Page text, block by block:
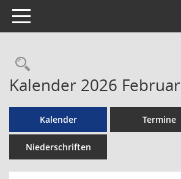
Toggle navigation
Rechercheauswahl
Kalender 2026 Februar
Kalender Termine
Niederschriften